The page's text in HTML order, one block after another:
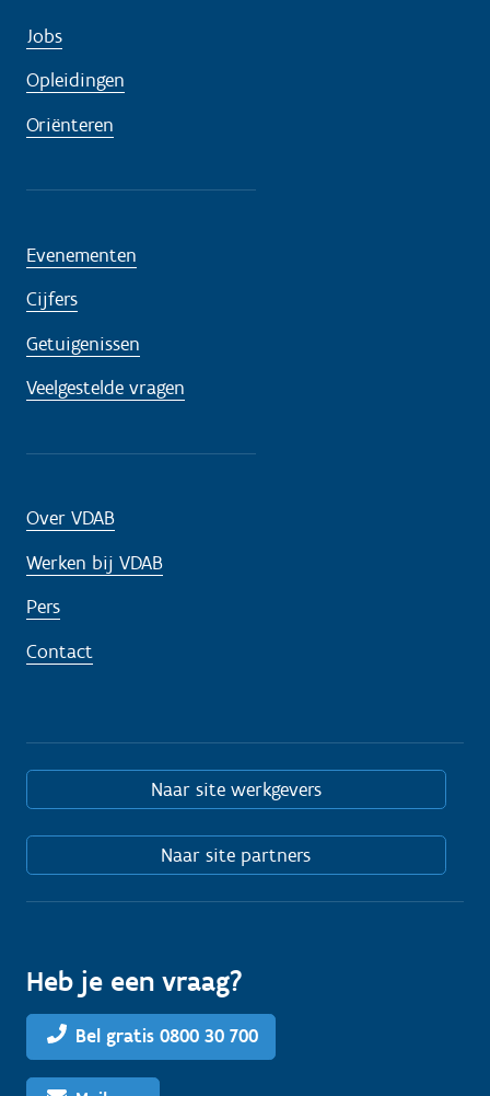
Jobs
Opleidingen
Oriënteren
Evenementen
Cijfers
Getuigenissen
Veelgestelde vragen
Over VDAB
Werken bij VDAB
Pers
Contact
Naar site werkgevers
Naar site partners
Heb je een vraag?
Bel gratis 0800 30 700